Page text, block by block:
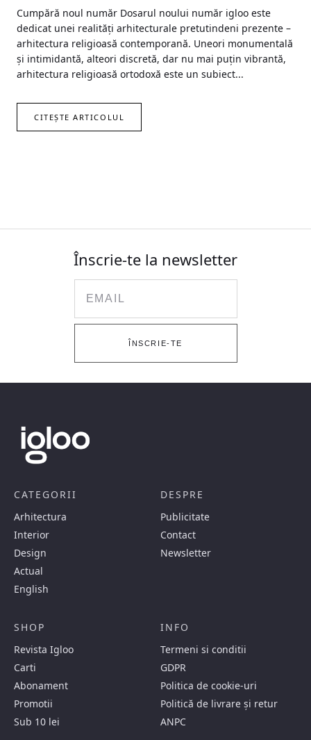
Cumpără noul număr Dosarul noului număr igloo este
dedicat unei realități arhitecturale pretutindeni prezente –
arhitectura religioasă contemporană. Uneori monumentală
și intimidantă, alteori discretă, dar nu mai puțin vibrantă,
arhitectura religioasă ortodoxă este un subiect...
CITEȘTE ARTICOLUL
Înscrie-te la newsletter
ÎNSCRIE-TE
CATEGORII
Arhitectura
Interior
Design
Actual
English
DESPRE
Publicitate
Contact
Newsletter
SHOP
Revista Igloo
Carti
Abonament
Promotii
Sub 10 lei
INFO
Termeni si conditii
GDPR
Politica de cookie-uri
Politică de livrare și retur
ANPC